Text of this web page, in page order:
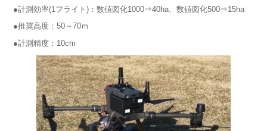
●計測効率(1フライト)：数値図化1000⇒40ha、数値図化500⇒15ha
●推奨高度：50～70ｍ
●計測精度：10cm